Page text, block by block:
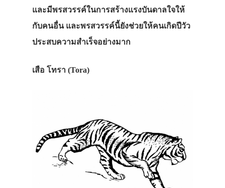
และมีพรสวรรค์ในการสร้างแรงบันดาลใจให้
กับคนอื่น และพรสวรรค์นี้ยังช่วยให้คนเกิดปีวัว
ประสบความสำเร็จอย่างมาก
เสือ โทรา (Tora)